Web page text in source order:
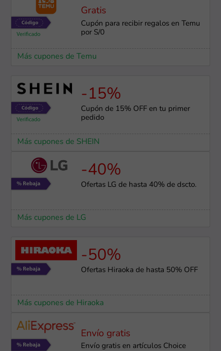
Gratis
Cupón para recibir regalos en Temu
por S/0
Más cupones de Temu
-15%
Cupón de 15% OFF en tu primer
pedido
Más cupones de SHEIN
-40%
Ofertas LG de hasta 40% de dscto.
Más cupones de LG
-50%
Ofertas Hiraoka de hasta 50% OFF
Más cupones de Hiraoka
Envío gratis
Envío gratis en artículos Choice